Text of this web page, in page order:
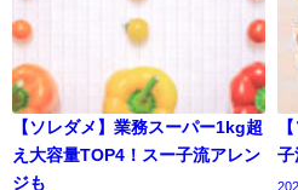
【ソレダメ】業務スーパー1kg超
え大容量TOP4！スー子流アレン
ジも
子